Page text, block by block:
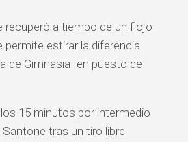
recuperó a tiempo de un flojo
estirar la diferencia
de Gimnasia -en puesto de
15 minutos por intermedio
tras un tiro libre